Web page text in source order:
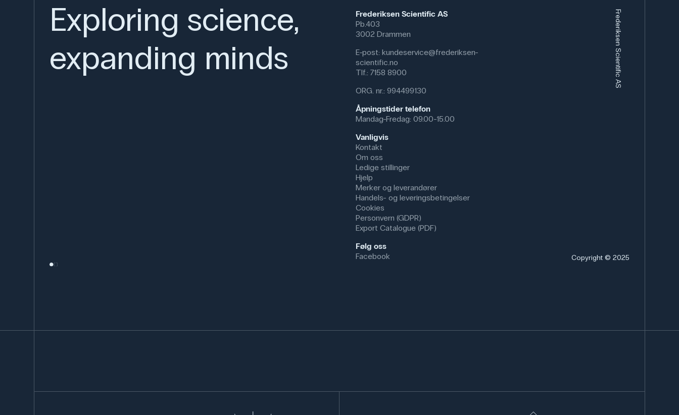
Exploring science,
expanding minds
Frederiksen Scientific AS
Pb.403
3002 Drammen
E-post: kundeservice@frederiksen-
scientific.no
Tlf.: 7158 8900
ORG. nr.: 994499130
Åpningstider telefon
Mandag-Fredag: 09.00-15.00
Vanligvis
Kontakt
Om oss
Ledige stillinger
Hjelp
Merker og leverandører
Handels- og leveringsbetingelser
Cookies
Personvern (GDPR)
Export Catalogue (PDF)
Følg oss
Facebook
Frederiksen Scientific AS
Copyright © 2025